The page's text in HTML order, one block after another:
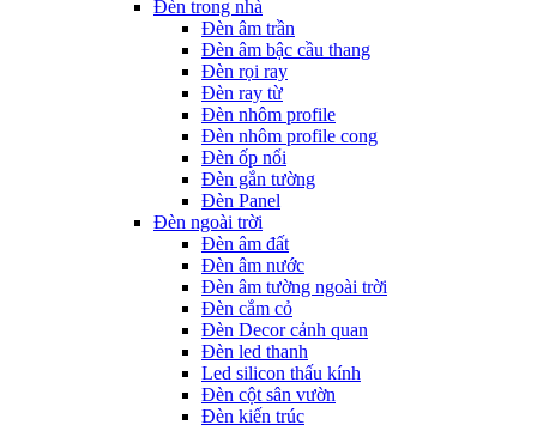
Đèn trong nhà
Đèn âm trần
Đèn âm bậc cầu thang
Đèn rọi ray
Đèn ray từ
Đèn nhôm profile
Đèn nhôm profile cong
Đèn ốp nổi
Đèn gắn tường
Đèn Panel
Đèn ngoài trời
Đèn âm đất
Đèn âm nước
Đèn âm tường ngoài trời
Đèn cắm cỏ
Đèn Decor cảnh quan
Đèn led thanh
Led silicon thấu kính
Đèn cột sân vườn
Đèn kiến trúc